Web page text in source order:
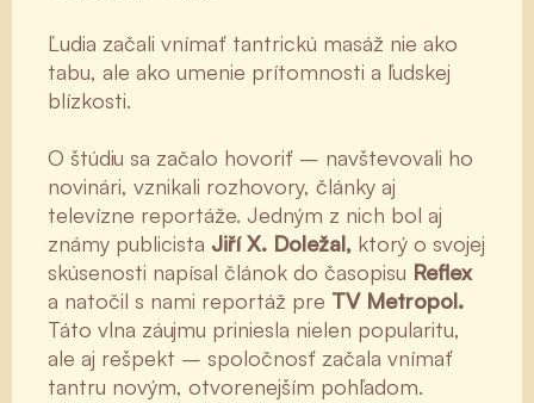
Ľudia začali vnímať tantrickú masáž nie ako
tabu, ale ako umenie prítomnosti a ľudskej
blízkosti.
O štúdiu sa začalo hovoriť – navštevovali ho
novinári, vznikali rozhovory, články aj
televízne reportáže. Jedným z nich bol aj
známy publicista Jiří X. Doležal, ktorý o svojej
skúsenosti napísal článok do časopisu Reflex
a natočil s nami reportáž pre TV Metropol.
Táto vlna záujmu priniesla nielen popularitu,
ale aj rešpekt – spoločnosť začala vnímať
tantru novým, otvorenejším pohľadom.